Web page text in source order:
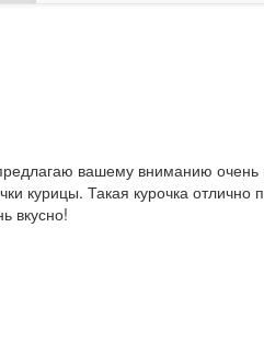
вашему вниманию
курицы. Такая курочка
вкусно!